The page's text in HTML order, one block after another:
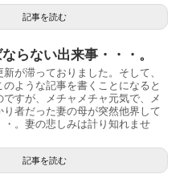
記事を読む
らない出来事・・・。
が滞っておりました。そして、
のような記事を書くことになると
ですが、メチャメチャ元気で、メ
り者だった妻の母が突然他界して
・。妻の悲しみは計り知れませ
記事を読む